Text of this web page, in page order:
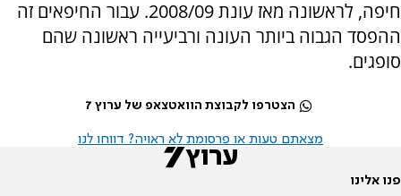
חיפה, לראשונה מאז עונת 2008/09. עבור החיפאים זה
ההפסד הגבוה ביותר העונה ורביעייה ראשונה שהם
סופגים.
הצטרפו לקבוצת הוואטצאפ של ערוץ 7
מצאתם טעות או פרסומת לא ראויה? דווחו לנו
פנו אלינו